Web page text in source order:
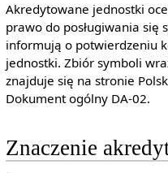
Akredytowane jednostki
prawo do posługiwania się
informują o potwierdzeniu
jednostki. Zbiór symboli
znajduje się na stronie
Dokument ogólny DA-02.
Znaczenie